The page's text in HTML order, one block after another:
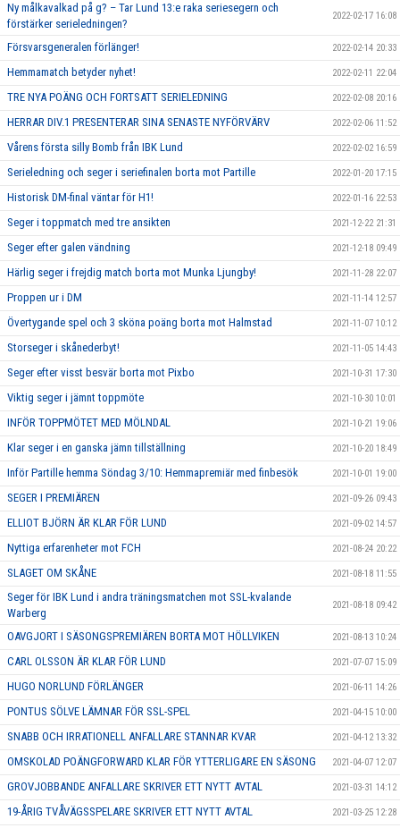
Ny målkavalkad på g? – Tar Lund 13:e raka seriesegern och
förstärker serieledningen?
2022-02-17 16:08
Försvarsgeneralen förlänger! 2022-02-14 20:33
Hemmamatch betyder nyhet! 2022-02-11 22:04
TRE NYA POÄNG OCH FORTSATT SERIELEDNING 2022-02-08 20:16
HERRAR DIV.1 PRESENTERAR SINA SENASTE NYFÖRVÄRV 2022-02-06 11:52
Vårens första silly Bomb från IBK Lund 2022-02-02 16:59
Serieledning och seger i seriefinalen borta mot Partille 2022-01-20 17:15
Historisk DM-final väntar för H1! 2022-01-16 22:53
Seger i toppmatch med tre ansikten 2021-12-22 21:31
Seger efter galen vändning 2021-12-18 09:49
Härlig seger i frejdig match borta mot Munka Ljungby! 2021-11-28 22:07
Proppen ur i DM 2021-11-14 12:57
Övertygande spel och 3 sköna poäng borta mot Halmstad 2021-11-07 10:12
Storseger i skånederbyt! 2021-11-05 14:43
Seger efter visst besvär borta mot Pixbo 2021-10-31 17:30
Viktig seger i jämnt toppmöte 2021-10-30 10:01
INFÖR TOPPMÖTET MED MÖLNDAL 2021-10-21 19:06
Klar seger i en ganska jämn tillställning 2021-10-20 18:49
Inför Partille hemma Söndag 3/10: Hemmapremiär med finbesök 2021-10-01 19:00
SEGER I PREMIÄREN 2021-09-26 09:43
ELLIOT BJÖRN ÄR KLAR FÖR LUND 2021-09-02 14:57
Nyttiga erfarenheter mot FCH 2021-08-24 20:22
SLAGET OM SKÅNE 2021-08-18 11:55
Seger för IBK Lund i andra träningsmatchen mot SSL-kvalande
Warberg
2021-08-18 09:42
OAVGJORT I SÄSONGSPREMIÄREN BORTA MOT HÖLLVIKEN 2021-08-13 10:24
CARL OLSSON ÄR KLAR FÖR LUND 2021-07-07 15:09
HUGO NORLUND FÖRLÄNGER 2021-06-11 14:26
PONTUS SÖLVE LÄMNAR FÖR SSL-SPEL 2021-04-15 10:00
SNABB OCH IRRATIONELL ANFALLARE STANNAR KVAR 2021-04-12 13:32
OMSKOLAD POÄNGFORWARD KLAR FÖR YTTERLIGARE EN SÄSONG 2021-04-07 12:07
GROVJOBBANDE ANFALLARE SKRIVER ETT NYTT AVTAL 2021-03-31 14:12
19-ÅRIG TVÅVÄGSSPELARE SKRIVER ETT NYTT AVTAL 2021-03-25 12:28